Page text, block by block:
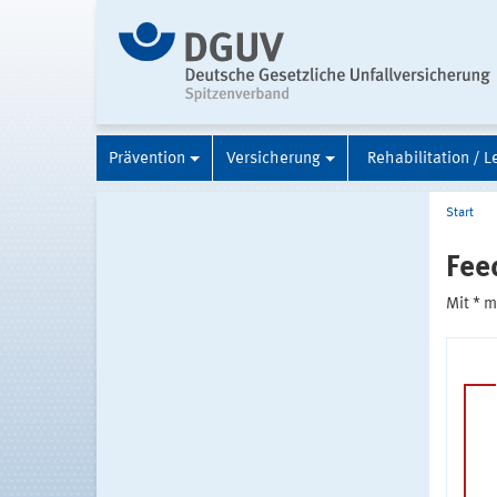
Prävention Versicherung Rehabilitation /
Start
Mit *